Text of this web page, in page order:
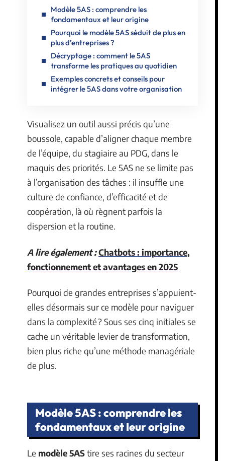
Modèle 5AS : comprendre les
fondamentaux et leur origine
Pourquoi le modèle 5AS séduit de plus en
plus d’entreprises ?
Décryptage : comment le 5AS
transforme les pratiques au quotidien
Exemples concrets et conseils pour
intégrer le 5AS dans votre organisation
Visualisez un outil aussi précis qu’une
boussole, capable d’aligner chaque membre
de l’équipe, du stagiaire au PDG, dans le
maquis des priorités. Le 5AS ne se limite pas
à l’organisation des tâches : il insuffle une
culture de confiance, d’efficacité et de
coopération, là où règnent parfois la
dispersion et la routine.
A lire également :Chatbots : importance,
fonctionnement et avantages en 2025
Pourquoi de grandes entreprises s’appuient-
elles désormais sur ce modèle pour naviguer
dans la complexité ? Sous ses cinq initiales se
cache un véritable levier de transformation,
bien plus riche qu’une méthode managériale
de plus.
Modèle 5AS : comprendre les
fondamentaux et leur origine
Le modèle 5AStire ses racines du secteur